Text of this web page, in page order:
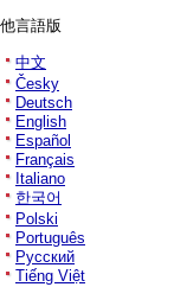
他言語版
中文
Česky
Deutsch
English
Español
Français
Italiano
한국어
Polski
Português
Русский
Tiếng Việt